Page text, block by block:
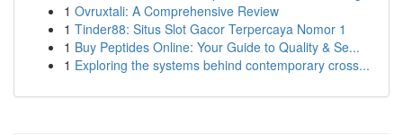
1 Ovruxtali: A Comprehensive Review
1 Tinder88: Situs Slot Gacor Terpercaya Nomor 1
1 Buy Peptides Online: Your Guide to Quality & Se...
1 Exploring the systems behind contemporary cross...